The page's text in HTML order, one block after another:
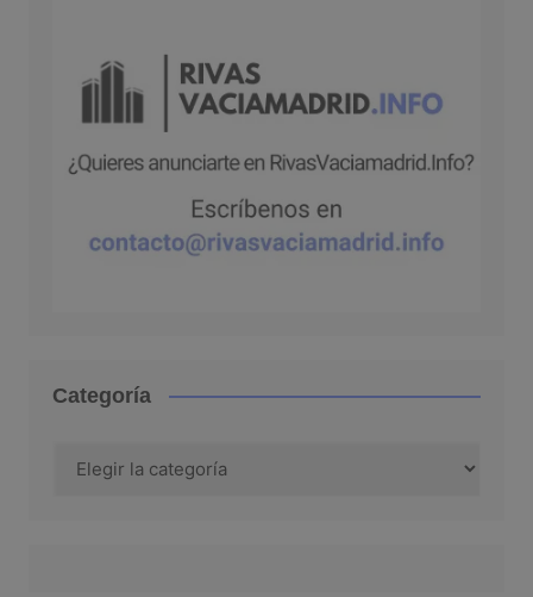
Categoría